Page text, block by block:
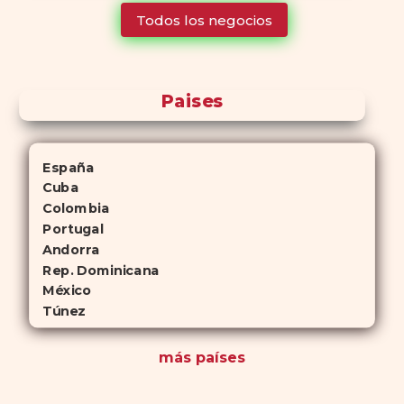
para quienes no desean planificar sus actividades románticas con
Todos los negocios
Paises
España
Cuba
Colombia
Portugal
Andorra
Rep. Dominicana
México
Túnez
más países